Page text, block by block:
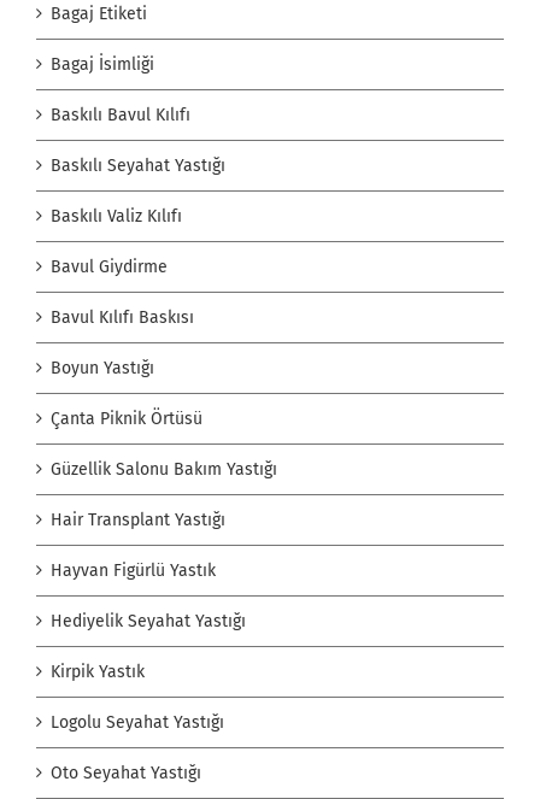
Bagaj Etiketi
Bagaj İsimliği
Baskılı Bavul Kılıfı
Baskılı Seyahat Yastığı
Baskılı Valiz Kılıfı
Bavul Giydirme
Bavul Kılıfı Baskısı
Boyun Yastığı
Çanta Piknik Örtüsü
Güzellik Salonu Bakım Yastığı
Hair Transplant Yastığı
Hayvan Figürlü Yastık
Hediyelik Seyahat Yastığı
Kirpik Yastık
Logolu Seyahat Yastığı
Oto Seyahat Yastığı